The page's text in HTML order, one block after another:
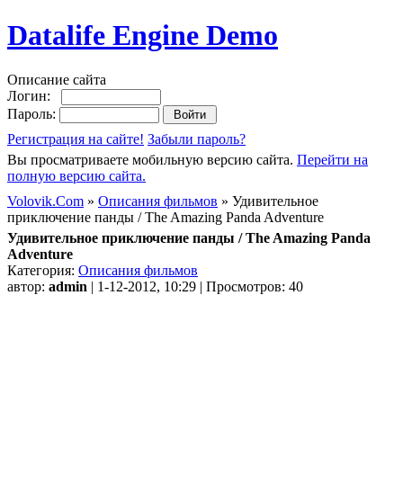
Datalife Engine Demo
Описание сайта
Логин:
Пароль:
Регистрация на сайте! Забыли пароль?
Вы просматриваете мобильную версию сайта. Перейти на
полную версию сайта.
Volovik.Com » Описания фильмов » Удивительное
приключение панды / The Amazing Panda Adventure
Удивительное приключение панды / The Amazing Panda
Adventure
Категория: Описания фильмов
автор: admin | 1-12-2012, 10:29 | Просмотров: 40